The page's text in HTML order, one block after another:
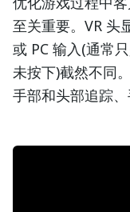
至关重要。VR 头
或 PC 输入(通常
未按下)截然不同
手部和头部追踪、